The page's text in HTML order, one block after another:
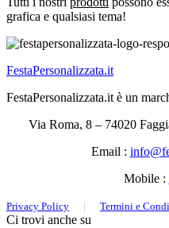
grafica e qualsiasi tema!
FestaPersonalizzata.it
FestaPersonalizzata.it è un
Via Roma, 8 – 74020
Email :
Mobile :
Privacy Policy | Termini e
Ci trovi anche su